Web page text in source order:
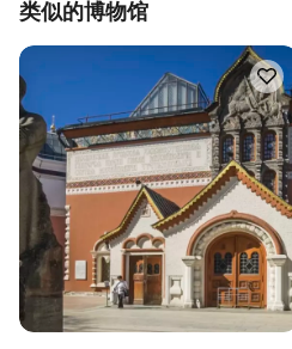
类似的博物馆